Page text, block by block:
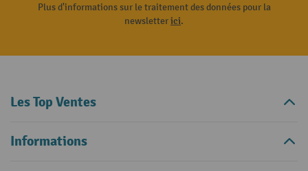
Plus d'informations sur le traitement des données pour la
newsletterici.
Les Top Ventes
Informations